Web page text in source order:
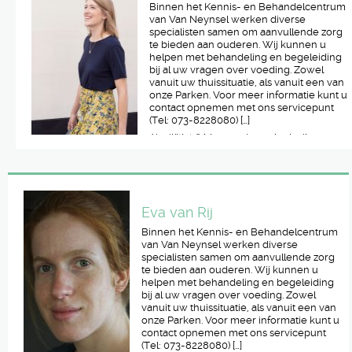
Binnen het Kennis- en Behandelcentrum
van Van Neynsel werken diverse
specialisten samen om aanvullende zorg
te bieden aan ouderen. Wij kunnen u
helpen met behandeling en begeleiding
bij al uw vragen over voeding. Zowel
vanuit uw thuissituatie, als vanuit een van
onze Parken. Voor meer informatie kunt u
contact opnemen met ons servicepunt
(Tel: 073-8228080) […]
Als diëtist 21 jaar werkervaring in diverse
Eva van Rij
Binnen het Kennis- en Behandelcentrum
van Van Neynsel werken diverse
specialisten samen om aanvullende zorg
te bieden aan ouderen. Wij kunnen u
helpen met behandeling en begeleiding
bij al uw vragen over voeding. Zowel
vanuit uw thuissituatie, als vanuit een van
onze Parken. Voor meer informatie kunt u
contact opnemen met ons servicepunt
(Tel: 073-8228080) […]